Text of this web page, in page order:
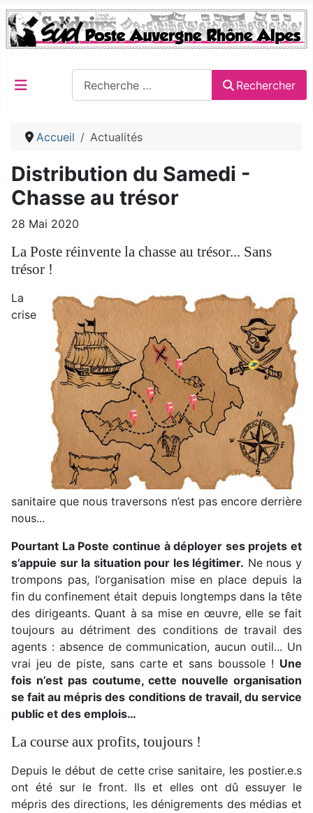
Rechercher
Accueil Actualités
Distribution du Samedi -
Chasse au trésor
28 Mai 2020
La Poste réinvente la chasse au trésor... Sans
trésor !
La
crise
sanitaire que nous traversons n’est pas encore derrière
nous...
Pourtant La Poste continue à déployer ses projets et
s’appuie sur la situation pour les légitimer. Ne nous y
trompons pas, l’organisation mise en place depuis la
fin du confinement était depuis longtemps dans la tête
des dirigeants. Quant à sa mise en œuvre, elle se fait
toujours au détriment des conditions de travail des
agents : absence de communication, aucun outil... Un
vrai jeu de piste, sans carte et sans boussole ! Une
fois n’est pas coutume, cette nouvelle organisation
se fait au mépris des conditions de travail, du service
public et des emplois…
La course aux profits, toujours !
Depuis le début de cette crise sanitaire, les postier.e.s
ont été sur le front. Ils et elles ont dû essuyer le
mépris des directions, les dénigrements des médias et